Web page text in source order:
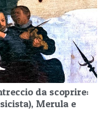
da scoprire:
Merula e